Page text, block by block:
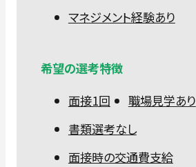
マネジメント経験あり
希望の選考特徴
面接1回
職場見学あり
書類選考なし
面接時の交通費支給